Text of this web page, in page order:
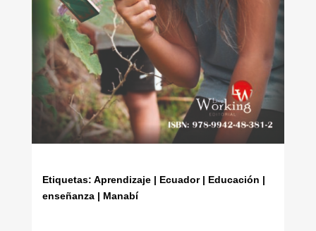
Etiquetas: Aprendizaje | Ecuador | Educación |
enseñanza | Manabí